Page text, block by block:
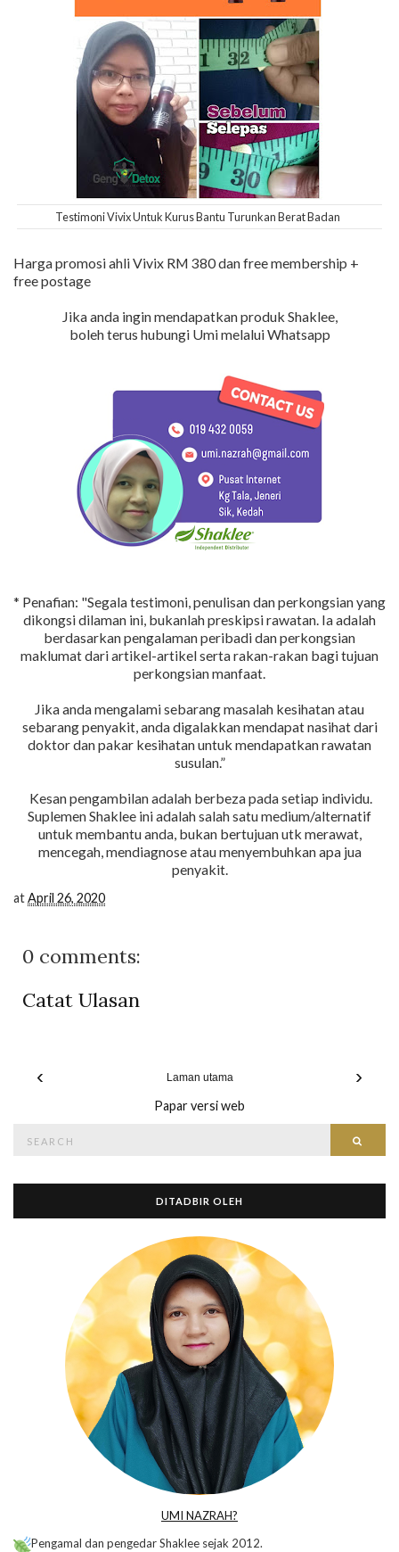
Testimoni Vivix Untuk Kurus Bantu Turunkan Berat Badan
Harga promosi ahli Vivix RM 380 dan free membership +
free postage
Jika anda ingin mendapatkan produk Shaklee,
boleh terus hubungi Umi melalui Whatsapp
* Penafian: "Segala testimoni, penulisan dan perkongsian yang
dikongsi dilaman ini, bukanlah preskipsi rawatan. Ia adalah
berdasarkan pengalaman peribadi dan perkongsian
maklumat dari artikel-artikel serta rakan-rakan bagi tujuan
perkongsian manfaat.
Jika anda mengalami sebarang masalah kesihatan atau
sebarang penyakit, anda digalakkan mendapat nasihat dari
doktor dan pakar kesihatan untuk mendapatkan rawatan
susulan.”
Kesan pengambilan adalah berbeza pada setiap individu.
Suplemen Shaklee ini adalah salah satu medium/alternatif
untuk membantu anda, bukan bertujuan utk merawat,
mencegah, mendiagnose atau menyembuhkan apa jua
penyakit.
atApril 26, 2020
0 comments:
Catat Ulasan
‹ ›
Laman utama
Papar versi web
for:
DITADBIR OLEH
UMI NAZRAH?
Pengamal dan pengedar Shaklee sejak 2012.